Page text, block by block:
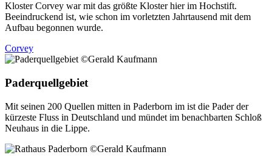
Kloster Corvey war mit das größte Kloster hier im Hochstift.
Beeindruckend ist, wie schon im vorletzten Jahrtausend mit dem
Aufbau begonnen wurde.
Corvey
Paderquellgebiet
Mit seinen 200 Quellen mitten in Paderborn im ist die Pader der
kürzeste Fluss in Deutschland und mündet im benachbarten Schloß
Neuhaus in die Lippe.